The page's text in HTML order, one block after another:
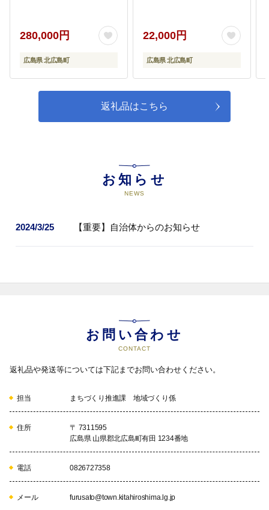
11
11.協働によるまちづくり(千代田
千代田地域づくり協議会の活動を
支援し、住民と行政との協働によ
12.協働によるまちづくり（豊平地
し、住民と行政との協働によるま
ちづくりを推進します。
で活躍するどんぐり北広島ソフト
テニスクラブ選手への支援）
どんぐり北広島ソフトテニスクラ
上げていきます。講習会を開催す
14.トップアスリートの活動（やり
投げで世界を目指すパラアスリー
ト白砂匠庸選手への支援）
り組み、世界大会出場に向け活動
しています。この取組を通じて、
いに支え合い、地域で生き生きと
15
15.耕作放棄地を「幻の蜂蜜」の生
280,000円
広島県 北広島町
22,000円
広島県 北広島町
返礼品はこちら
お知らせ
NEWS
2024/3/25 【重要】自治体からのお知らせ
お問い合わせ
CONTACT
返礼品や発送等については下記までお問い合わせください。
担当 まちづくり推進課 地域づくり係
住所
〒 7311595
広島県 山県郡北広島町有田 1234番地
電話 0826727358
メール furusato@town.kitahiroshima.lg.jp